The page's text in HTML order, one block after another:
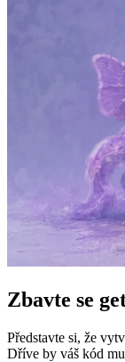
Zbavte se
Představte si, že
Dříve by váš kód